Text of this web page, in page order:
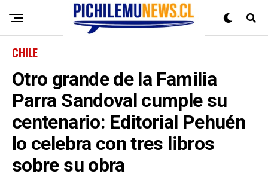
CHILE
Otro grande de la Familia
Parra Sandoval cumple su
centenario: Editorial Pehuén
lo celebra con tres libros
sobre su obra